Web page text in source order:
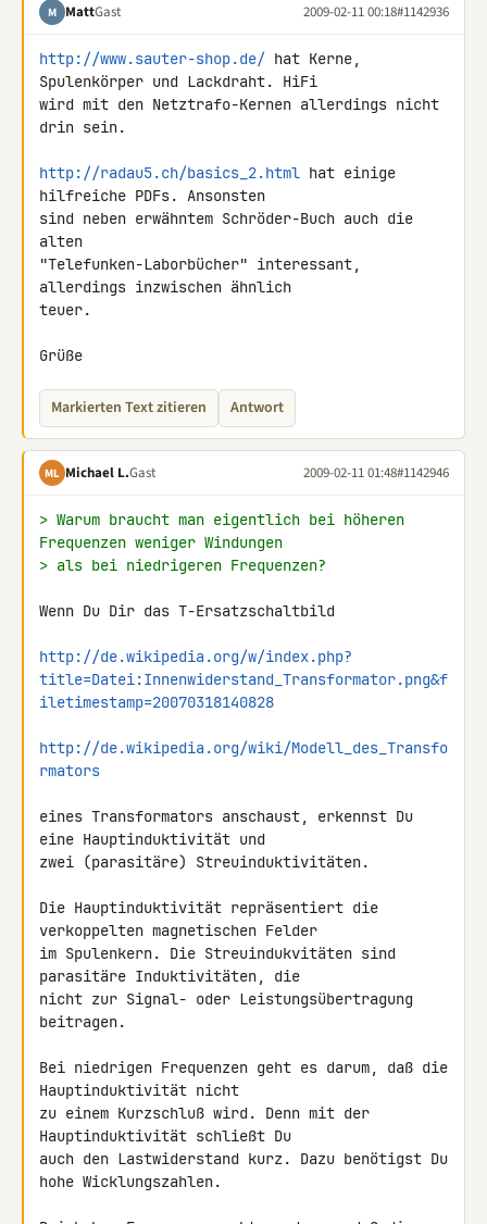
M MattGast 2009-02-11 00:18#1142936
http://www.sauter-shop.de/ hat Kerne,
Spulenkörper und Lackdraht. HiFi
wird mit den Netztrafo-Kernen allerdings nicht
drin sein.
http://radau5.ch/basics_2.html hat einige
hilfreiche PDFs. Ansonsten
sind neben erwähntem Schröder-Buch auch die
alten
"Telefunken-Laborbücher" interessant,
allerdings inzwischen ähnlich
teuer.
Grüße
Markierten Text zitieren Antwort
ML Michael L.Gast 2009-02-11 01:48#1142946
> Warum braucht man eigentlich bei höheren
Frequenzen weniger Windungen
> als bei niedrigeren Frequenzen?
Wenn Du Dir das T-Ersatzschaltbild
http://de.wikipedia.org/w/index.php?
title=Datei:Innenwiderstand_Transformator.png&f
iletimestamp=20070318140828
http://de.wikipedia.org/wiki/Modell_des_Transfo
rmators
eines Transformators anschaust, erkennst Du
eine Hauptinduktivität und
zwei (parasitäre) Streuinduktivitäten.
Die Hauptinduktivität repräsentiert die
verkoppelten magnetischen Felder
im Spulenkern. Die Streuindukvitäten sind
parasitäre Induktivitäten, die
nicht zur Signal- oder Leistungsübertragung
beitragen.
Bei niedrigen Frequenzen geht es darum, daß die
Hauptinduktivität nicht
zu einem Kurzschluß wird. Denn mit der
Hauptinduktivität schließt Du
auch den Lastwiderstand kurz. Dazu benötigst Du
hohe Wicklungszahlen.